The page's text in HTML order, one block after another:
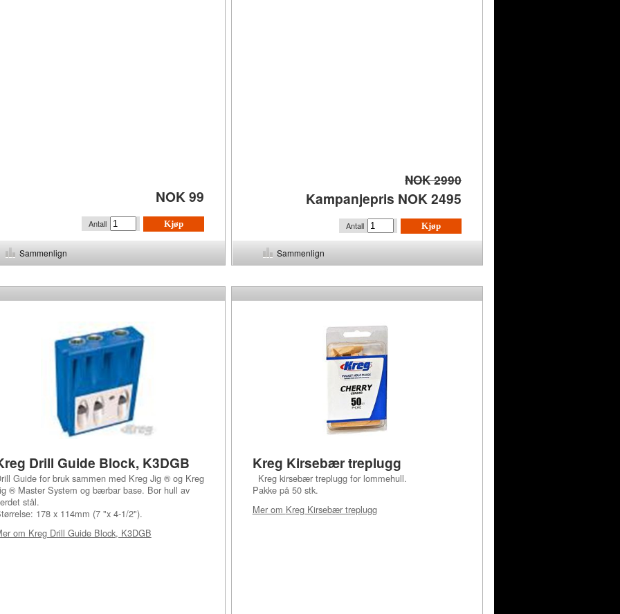
NOK 99
Kjøp
Antall
Sammenlign
NOK 2990
Kampanjepris NOK 2495
Kjøp
Antall
Sammenlign
Drill Guide Block, K3DGB
Guide for bruk sammen med Kreg Jig ® og Kreg
® Master System og bærbar base. Bor hull av
stål.
178 x 114mm (7 "x 4-1/2").
om Kreg Drill Guide Block, K3DGB
Kreg Kirsebær treplugg
Kreg kirsebær treplugg for lommehull.
Pakke på 50 stk.
Mer om Kreg Kirsebær treplugg